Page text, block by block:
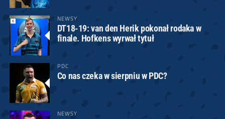
NEWSY
DT18-19: van den Herik pokonał rodaka w
finale. Hofkens wyrwał tytuł
PDC
Co nas czeka w sierpniu w PDC?
NEWSY